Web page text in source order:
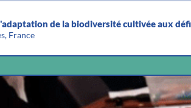
de la biodiversité cultivée aux
France